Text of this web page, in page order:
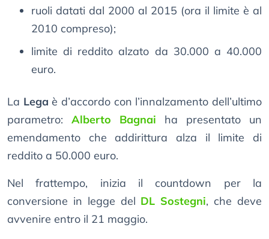
ruoli datati dal 2000 al 2015 (ora il limite è al
2010 compreso);
limite di reddito alzato da 30.000 a 40.000
euro.
La Lega è d’accordo con l’innalzamento dell’ultimo
parametro: Alberto Bagnai ha presentato un
emendamento che addirittura alza il limite di
reddito a 50.000 euro.
Nel frattempo, inizia il countdown per la
conversione in legge del DL Sostegni, che deve
avvenire entro il 21 maggio.